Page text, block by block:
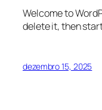
Welcome to
delete it, then
dezembro 15, 2025